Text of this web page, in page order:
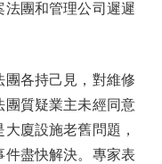
團和管理公司遲遲
各持己見，對維修
團質疑業主未經同意
廈設施老舊問題，
盡快解決。專家表